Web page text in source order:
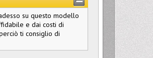
su questo modello
e dai costi di
ti consiglio di